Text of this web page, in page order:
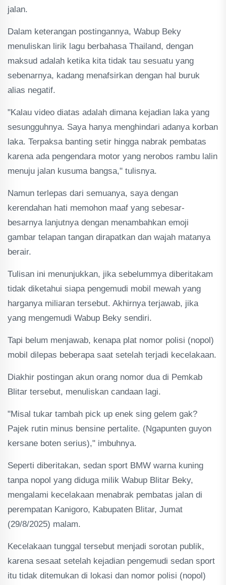
jalan.
Dalam keterangan postingannya, Wabup Beky
menuliskan lirik lagu berbahasa Thailand, dengan
maksud adalah ketika kita tidak tau sesuatu yang
sebenarnya, kadang menafsirkan dengan hal buruk
alias negatif.
"Kalau video diatas adalah dimana kejadian laka yang
sesungguhnya. Saya hanya menghindari adanya korban
laka. Terpaksa banting setir hingga nabrak pembatas
karena ada pengendara motor yang nerobos rambu lalin
menuju jalan kusuma bangsa," tulisnya.
Namun terlepas dari semuanya, saya dengan
kerendahan hati memohon maaf yang sebesar-
besarnya lanjutnya dengan menambahkan emoji
gambar telapan tangan dirapatkan dan wajah matanya
berair.
Tulisan ini menunjukkan, jika sebelummya diberitakam
tidak diketahui siapa pengemudi mobil mewah yang
harganya miliaran tersebut. Akhirnya terjawab, jika
yang mengemudi Wabup Beky sendiri.
Tapi belum menjawab, kenapa plat nomor polisi (nopol)
mobil dilepas beberapa saat setelah terjadi kecelakaan.
Diakhir postingan akun orang nomor dua di Pemkab
Blitar tersebut, menuliskan candaan lagi.
"Misal tukar tambah pick up enek sing gelem gak?
Pajek rutin minus bensine pertalite. (Ngapunten guyon
kersane boten serius)," imbuhnya.
Seperti diberitakan, sedan sport BMW warna kuning
tanpa nopol yang diduga milik Wabup Blitar Beky,
mengalami kecelakaan menabrak pembatas jalan di
perempatan Kanigoro, Kabupaten Blitar, Jumat
(29/8/2025) malam.
Kecelakaan tunggal tersebut menjadi sorotan publik,
karena sesaat setelah kejadian pengemudi sedan sport
itu tidak ditemukan di lokasi dan nomor polisi (nopol)